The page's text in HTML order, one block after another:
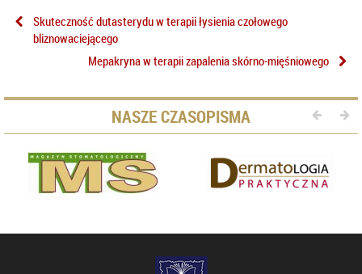
Skuteczność dutasterydu w terapii łysienia czołowego
bliznowaciejącego
Mepakryna w terapii zapalenia skórno-mięśniowego
NASZE CZASOPISMA